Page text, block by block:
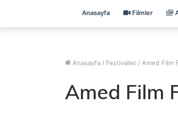
Anasayfa Filmler
Anasayfa / Festivaller / Amed Film
Amed Film